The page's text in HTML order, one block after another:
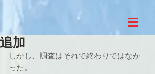
追加
しかし、調査はそれで終わりではなか
った。